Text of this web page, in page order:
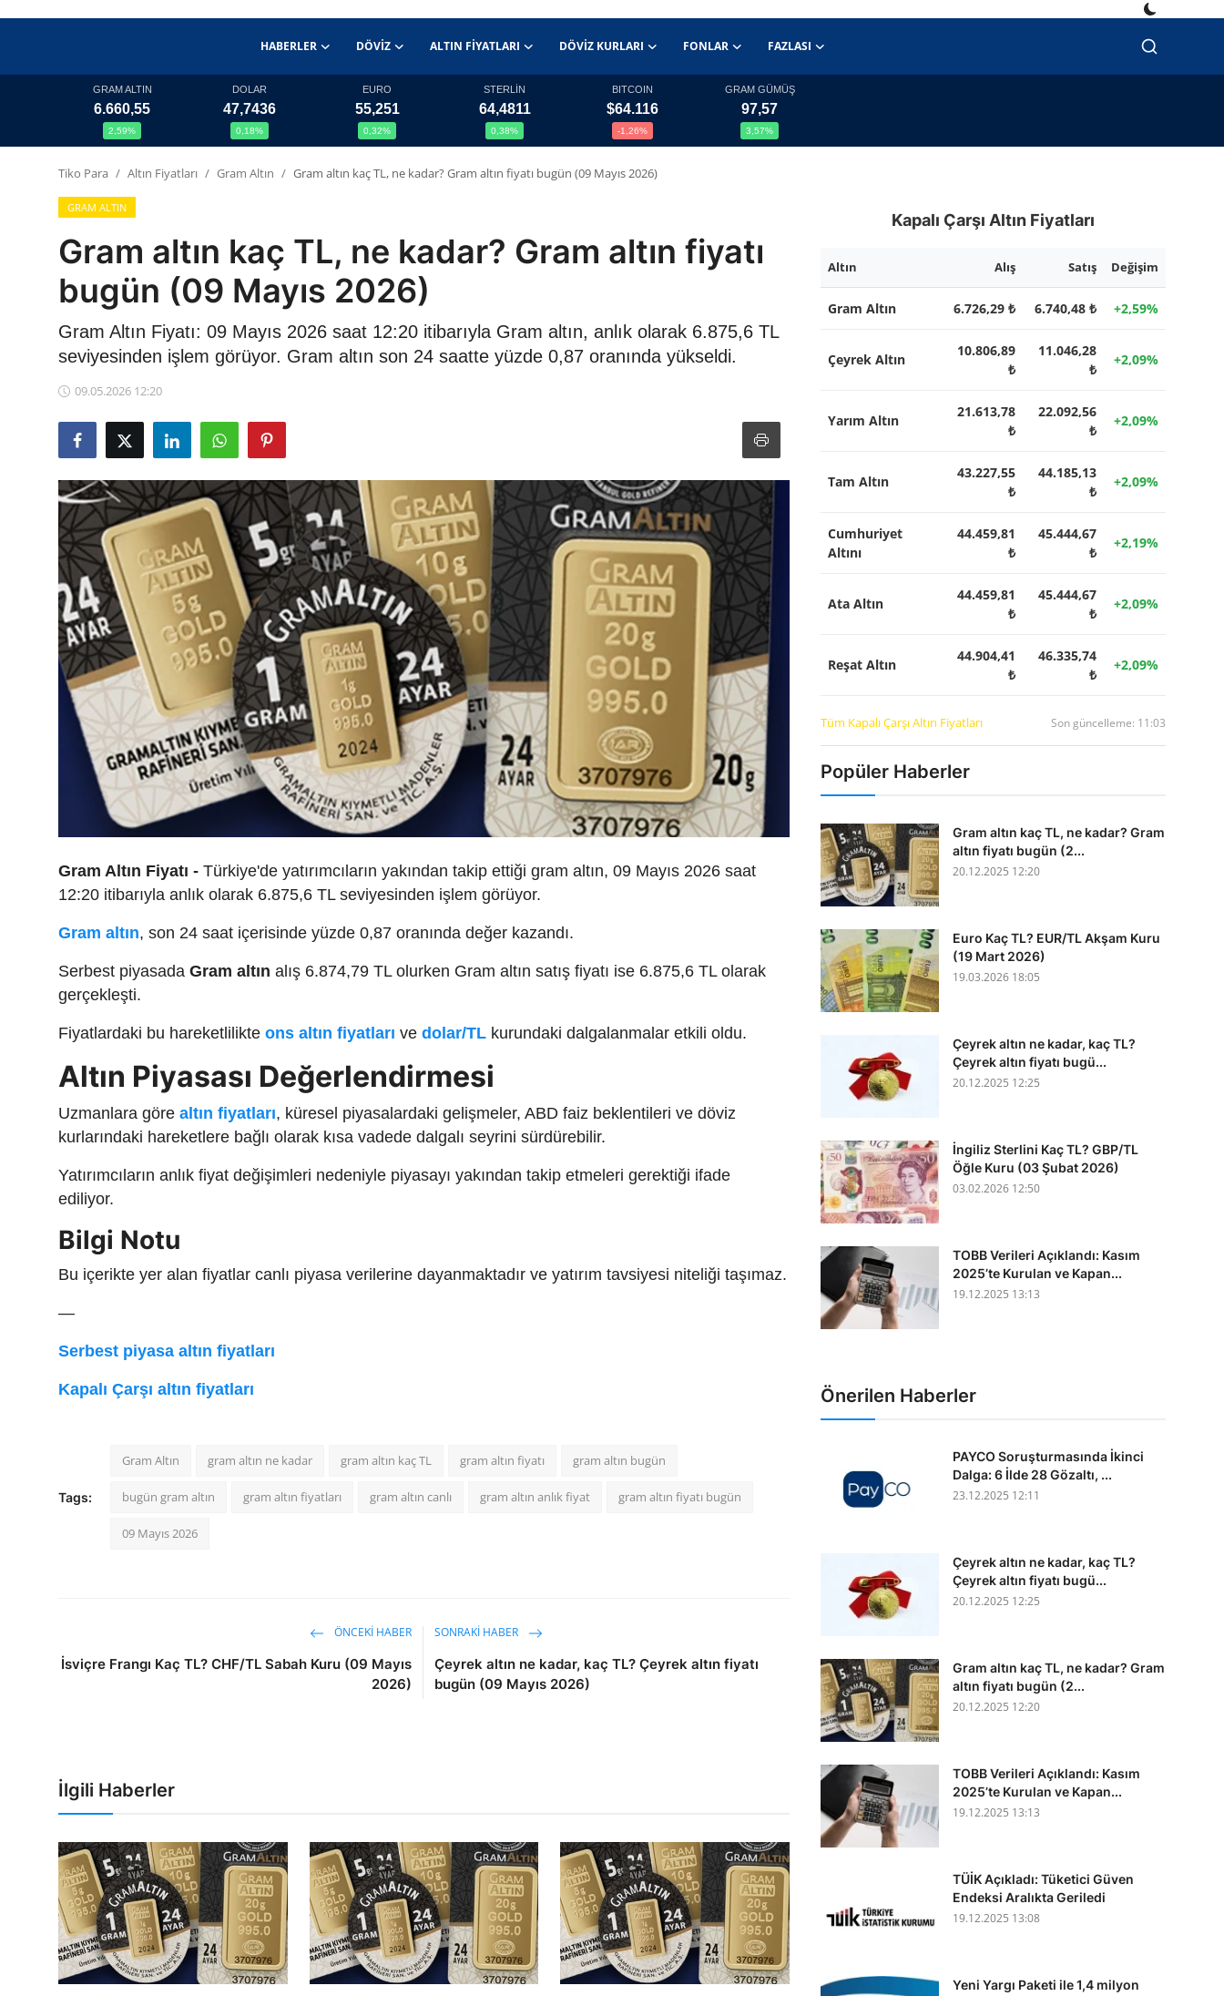
HABERLER DÖVIZ ALTIN FIYATLARI DÖVIZ KURLARI FONLAR FAZLASI
Altın Fiyatları
Döviz Kurları
Kripto Paralar
Çeviriciler
TCMB Kurları
Kapalı Çarşı
Şirket Haberleri
GRAM ALTIN
6.660,55
2,59%
DOLAR
47,7436
0,18%
EURO
55,251
0,32%
STERLİN
64,4811
0,38%
BITCOIN
$64.116
-1,26%
GRAM GÜMÜŞ
97,57
3,57%
Tiko Para Altın Fiyatları Gram Altın Gram altın kaç TL, ne kadar? Gram altın fiyatı bugün (09 Mayıs 2026)
GRAM ALTIN
Gram altın kaç TL, ne kadar? Gram altın fiyatı
bugün (09 Mayıs 2026)
Gram Altın Fiyatı: 09 Mayıs 2026 saat 12:20 itibarıyla Gram altın, anlık olarak 6.875,6 TL
seviyesinden işlem görüyor. Gram altın son 24 saatte yüzde 0,87 oranında yükseldi.
09.05.2026 12:20
Gram Altın Fiyatı - Türkiye'de yatırımcıların yakından takip ettiği gram altın, 09 Mayıs 2026 saat
12:20 itibarıyla anlık olarak 6.875,6 TL seviyesinden işlem görüyor.
Gram altın, son 24 saat içerisinde yüzde 0,87 oranında değer kazandı.
Serbest piyasada Gram altın alış 6.874,79 TL olurken Gram altın satış fiyatı ise 6.875,6 TL olarak
gerçekleşti.
Fiyatlardaki bu hareketlilikte ons altın fiyatları ve dolar/TL kurundaki dalgalanmalar etkili oldu.
Altın Piyasası Değerlendirmesi
Uzmanlara göre altın fiyatları, küresel piyasalardaki gelişmeler, ABD faiz beklentileri ve döviz
kurlarındaki hareketlere bağlı olarak kısa vadede dalgalı seyrini sürdürebilir.
Yatırımcıların anlık fiyat değişimleri nedeniyle piyasayı yakından takip etmeleri gerektiği ifade
ediliyor.
Bilgi Notu
Bu içerikte yer alan fiyatlar canlı piyasa verilerine dayanmaktadır ve yatırım tavsiyesi niteliği taşımaz.
—
Serbest piyasa altın fiyatları
Kapalı Çarşı altın fiyatları
Tags:
Gram Altın gram altın ne kadar gram altın kaç TL gram altın fiyatı gram altın bugün
bugün gram altın gram altın fiyatları gram altın canlı gram altın anlık fiyat gram altın fiyatı bugün
09 Mayıs 2026
ÖNCEKI HABER
İsviçre Frangı Kaç TL? CHF/TL Sabah Kuru (09 Mayıs
2026)
SONRAKI HABER
Çeyrek altın ne kadar, kaç TL? Çeyrek altın fiyatı
bugün (09 Mayıs 2026)
İlgili Haberler
Kapalı Çarşı Altın Fiyatları
Altın Alış Satış Değişim
Gram Altın 6.726,29 ₺ 6.740,48 ₺ +2,59%
Çeyrek Altın
10.806,89
₺
11.046,28
₺
+2,09%
Yarım Altın
21.613,78
₺
22.092,56
₺
+2,09%
Tam Altın
43.227,55
₺
44.185,13
₺
+2,09%
Cumhuriyet
Altını
44.459,81
₺
45.444,67
₺
+2,19%
Ata Altın
44.459,81
₺
45.444,67
₺
+2,09%
Reşat Altın
44.904,41
₺
46.335,74
₺
+2,09%
Tüm Kapalı Çarşı Altın Fiyatları Son güncelleme: 11:03
Popüler Haberler
Gram altın kaç TL, ne kadar? Gram
altın fiyatı bugün (2...
20.12.2025 12:20
Euro Kaç TL? EUR/TL Akşam Kuru
(19 Mart 2026)
19.03.2026 18:05
Çeyrek altın ne kadar, kaç TL?
Çeyrek altın fiyatı bugü...
20.12.2025 12:25
İngiliz Sterlini Kaç TL? GBP/TL
Öğle Kuru (03 Şubat 2026)
03.02.2026 12:50
TOBB Verileri Açıklandı: Kasım
2025’te Kurulan ve Kapan...
19.12.2025 13:13
Önerilen Haberler
PAYCO Soruşturmasında İkinci
Dalga: 6 İlde 28 Gözaltı, ...
23.12.2025 12:11
Çeyrek altın ne kadar, kaç TL?
Çeyrek altın fiyatı bugü...
20.12.2025 12:25
Gram altın kaç TL, ne kadar? Gram
altın fiyatı bugün (2...
20.12.2025 12:20
TOBB Verileri Açıklandı: Kasım
2025’te Kurulan ve Kapan...
19.12.2025 13:13
TÜİK Açıkladı: Tüketici Güven
Endeksi Aralıkta Geriledi
19.12.2025 13:08
Yeni Yargı Paketi ile 1,4 milyon